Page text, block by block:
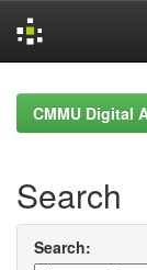
navigationCMMU Digital
Search
Search: